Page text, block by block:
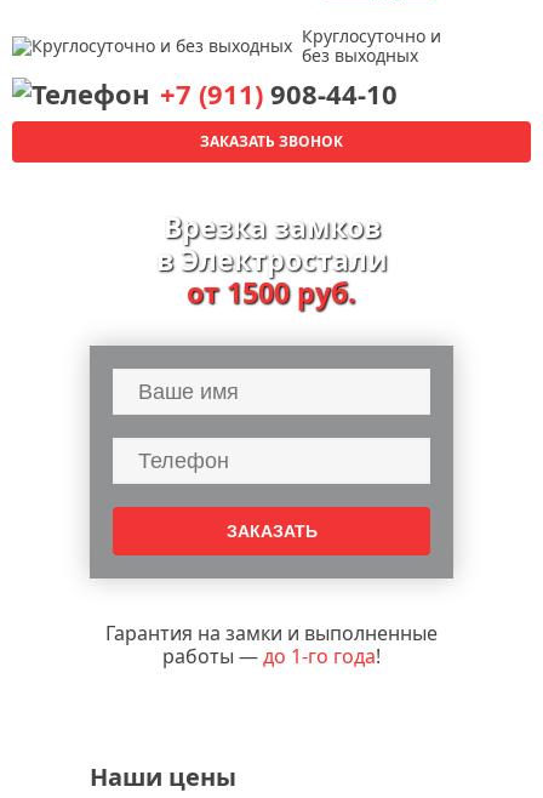
Круглосуточно и
без выходных
+7 (911) 908-44-10
ЗАКАЗАТЬ ЗВОНОК
Врезка замков
в Электростали
от 1500 руб.
Гарантия на замки и выполненные
работы —до 1-го года!
Наши цены